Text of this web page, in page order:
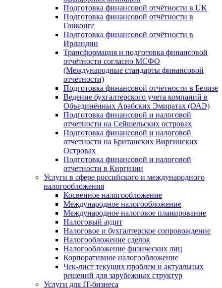
Подготовка финансовой отчётности в UK
Подготовка финансовой отчётности в
Гонконге
Подготовка финансовой отчётности в
Ирландии
Трансформация и подготовка финансовой
отчётности согласно МСФО
(Международные стандарты финансовой
отчётности)
Подготовка финансовой отчетности в Белизе
Ведение бухгалтерского учета компаний в
Объединённых Арабских Эмиратах (ОАЭ)
Подготовка финансовой и налоговой
отчетности на Сейшельских островах
Подготовка финансовой и налоговой
отчетности на Британских Виргинских
Островах
Подготовка финансовой и налоговой
отчетности в Киргизии
Услуги в сфере российского и международного
налогообложения
Косвенное налогообложение
Международное налогообложение
Международное налоговое планирование
Налоговый аудит
Налоговое и бухгалтерское сопровождение
Налогообложение сделок
Налогообложение физических лиц
Корпоративное налогообложение
Чек-лист текущих проблем и актуальных
решений для зарубежных структур
Услуги для IT-бизнеса